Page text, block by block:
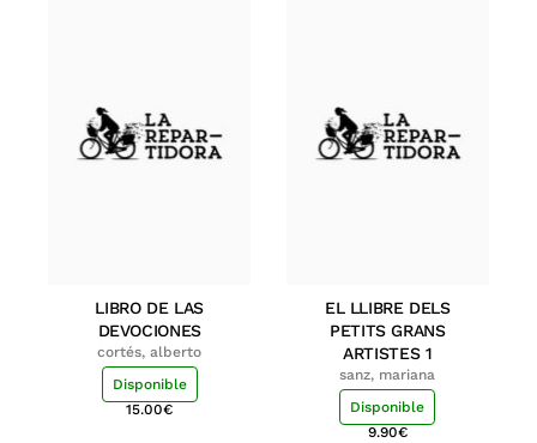
LIBRO DE LAS
DEVOCIONES
cortés, alberto
Disponible
15.00€
EL LLIBRE DELS
PETITS GRANS
ARTISTES 1
sanz, mariana
Disponible
9.90€